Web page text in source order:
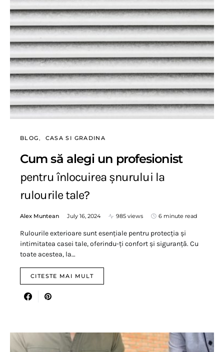
BLOG CASA SI GRADINA
Cum să alegi un profesionist
pentru înlocuirea șnurului la
rulourile tale?
Alex Muntean July 16, 2024 985 views 6 minute read
Rulourile exterioare sunt esențiale pentru protecția și
intimitatea casei tale, oferindu-ți confort și siguranță. Cu
toate acestea, la…
CITESTE MAI MULT